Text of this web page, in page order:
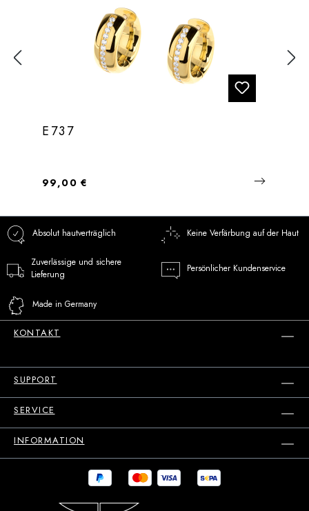
E737
Regulärer Preis:
99,00 €
Absolut hautverträglich Keine Verfärbung auf der Haut
Zuverlässige und sichere
Lieferung
Persönlicher Kundenservice
Made in Germany
KONTAKT
SUPPORT
SERVICE
INFORMATION